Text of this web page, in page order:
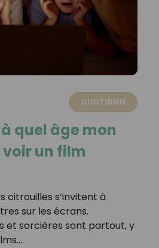
QUOTIDIEN
quel âge mon
un film
citrouilles s’invitent à
sur les écrans.
et sorcières sont partout, y